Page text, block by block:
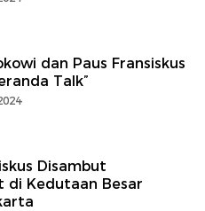
dan Paus Fransiskus
Talk”
Disambut
di Kedutaan Besar